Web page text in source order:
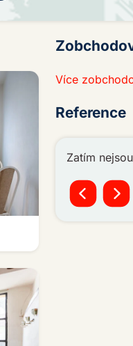
Více
Reference
Zatím